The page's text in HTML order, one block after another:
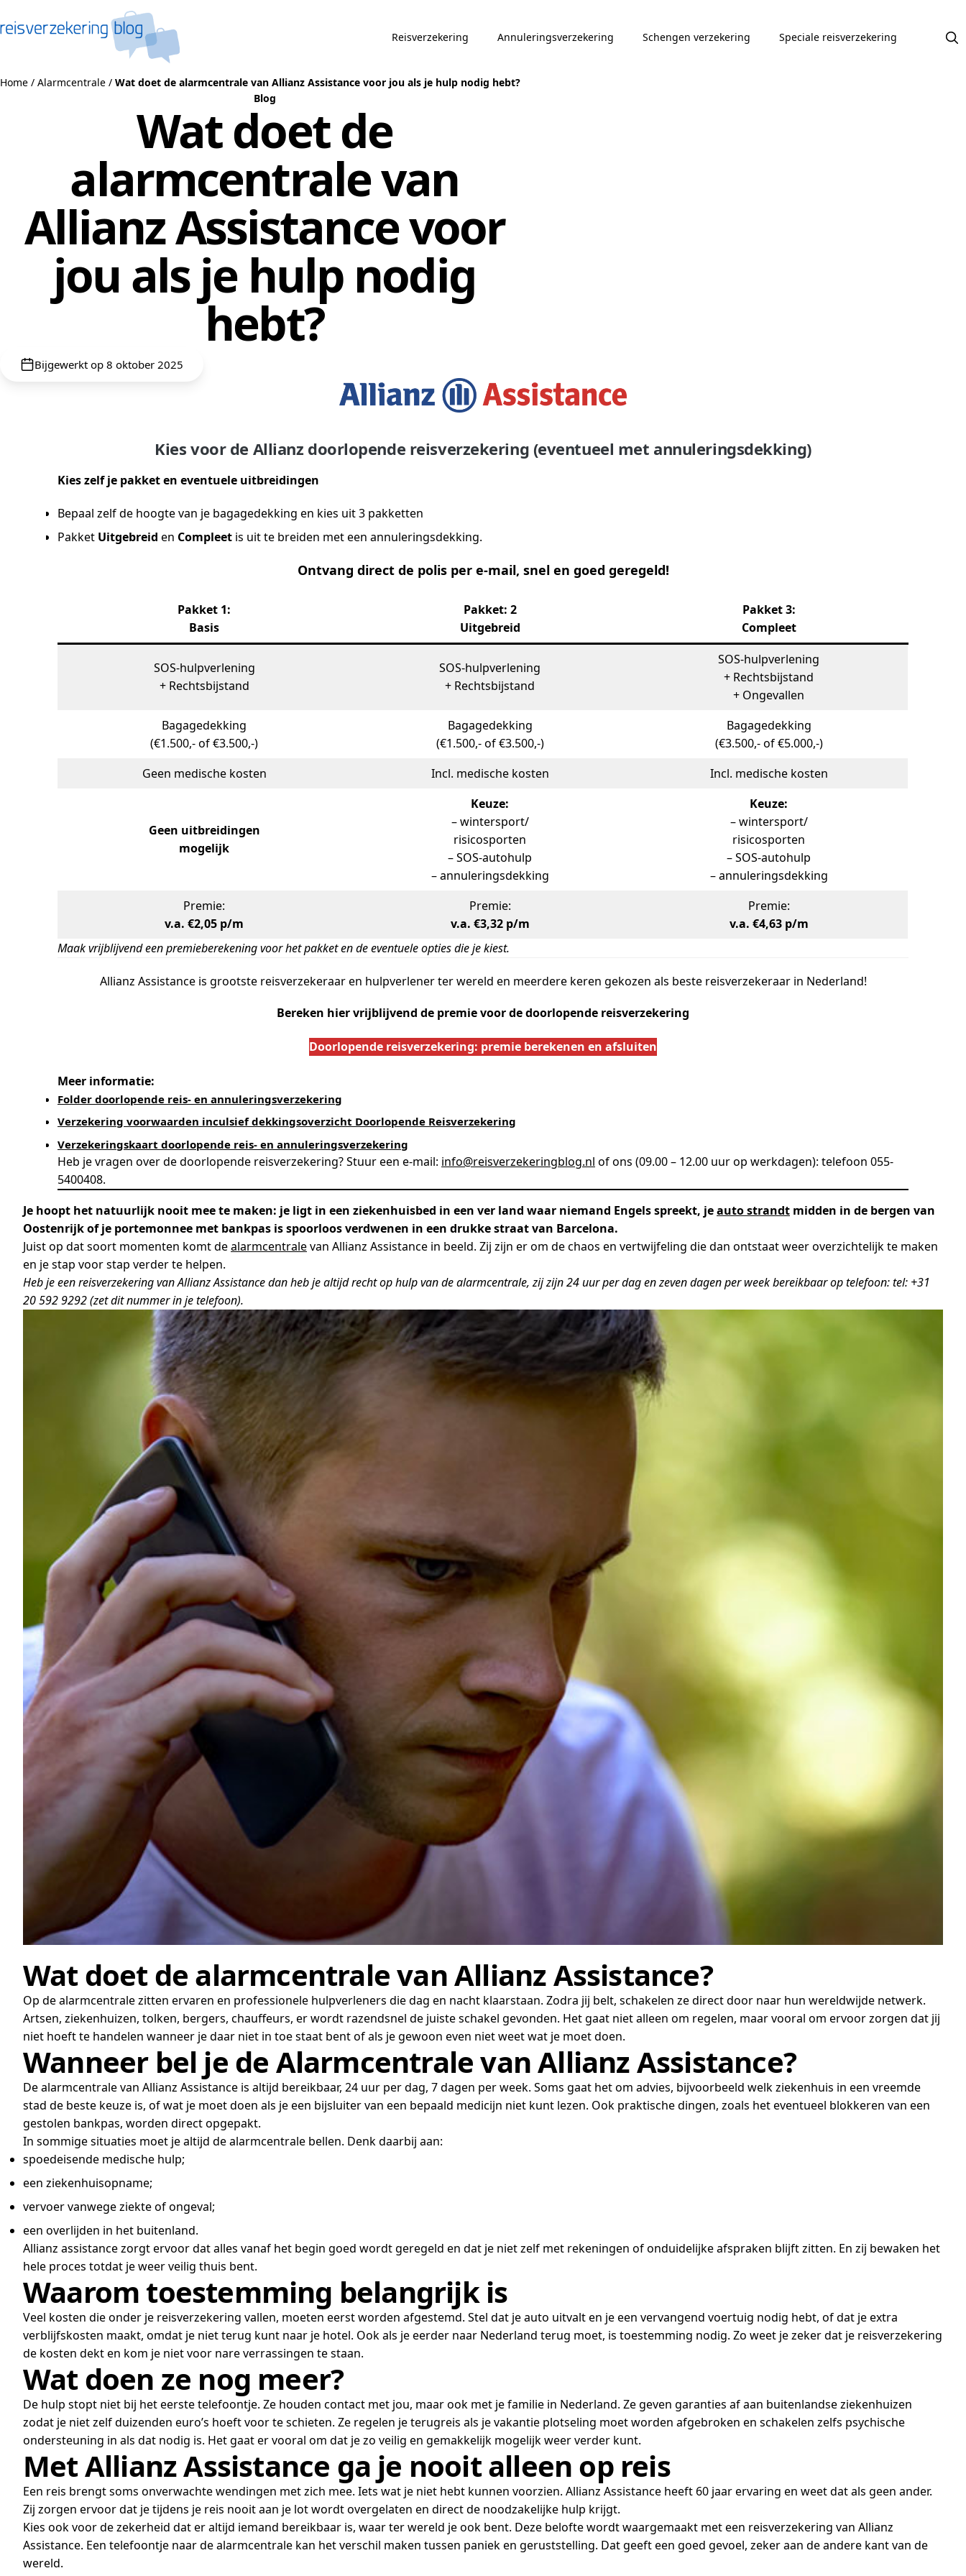
Reisverzekering Annuleringsverzekering Schengen verzekering Speciale reisverzekering
Home / Alarmcentrale / Wat doet de alarmcentrale van Allianz Assistance voor jou als je hulp nodig hebt?
Blog
Wat doet de
alarmcentrale van
Allianz Assistance voor
jou als je hulp nodig
hebt?
Bijgewerkt op 8 oktober 2025
Kies voor de Allianz doorlopende reisverzekering (eventueel met annuleringsdekking)
Kies zelf je pakket en eventuele uitbreidingen
Bepaal zelf de hoogte van je bagagedekking en kies uit 3 pakketten
Pakket Uitgebreid en Compleet is uit te breiden met een annuleringsdekking.
Ontvang direct de polis per e-mail, snel en goed geregeld!
Pakket 1:
Basis
Pakket: 2
Uitgebreid
Pakket 3:
Compleet
SOS-hulpverlening
+ Rechtsbijstand
SOS-hulpverlening
+ Rechtsbijstand
SOS-hulpverlening
+ Rechtsbijstand
+ Ongevallen
Bagagedekking
(€1.500,- of €3.500,-)
Bagagedekking
(€1.500,- of €3.500,-)
Bagagedekking
(€3.500,- of €5.000,-)
Geen medische kosten
Incl. medische kosten Incl. medische kosten
Geen uitbreidingen
mogelijk
Keuze:
– wintersport/
risicosporten
– SOS-autohulp
– annuleringsdekking
Keuze:
– wintersport/
risicosporten
– SOS-autohulp
– annuleringsdekking
Premie:
v.a. €2,05 p/m
Premie:
v.a. €3,32 p/m
Premie:
v.a. €4,63 p/m
Maak vrijblijvend een premieberekening voor het pakket en de eventuele opties die je kiest.
Allianz Assistance is grootste reisverzekeraar en hulpverlener ter wereld en meerdere keren gekozen als beste reisverzekeraar in Nederland!
Bereken hier vrijblijvend de premie voor de doorlopende reisverzekering
Doorlopende reisverzekering: premie berekenen en afsluiten
Meer informatie:
Folder doorlopende reis- en annuleringsverzekering
Verzekering voorwaarden inculsief dekkingsoverzicht Doorlopende Reisverzekering
Verzekeringskaart doorlopende reis- en annuleringsverzekering
Heb je vragen over de doorlopende reisverzekering? Stuur een e-mail: info@reisverzekeringblog.nl of ons (09.00 – 12.00 uur op werkdagen): telefoon 055-
5400408.
Je hoopt het natuurlijk nooit mee te maken: je ligt in een ziekenhuisbed in een ver land waar niemand Engels spreekt, jeauto strandt midden in de bergen van
Oostenrijk of je portemonnee met bankpas is spoorloos verdwenen in een drukke straat van Barcelona.
Juist op dat soort momenten komt dealarmcentralevan Allianz Assistance in beeld. Zij zijn er om de chaos en vertwijfeling die dan ontstaat weer overzichtelijk te maken
en je stap voor stap verder te helpen.
Heb je een reisverzekering van Allianz Assistance dan heb je altijd recht op hulp van de alarmcentrale, zij zijn 24 uur per dag en zeven dagen per week bereikbaar op telefoon: tel: +31
20 592 9292 (zet dit nummer in je telefoon).
Wat doet de alarmcentrale van Allianz Assistance?
Op de alarmcentrale zitten ervaren en professionele hulpverleners die dag en nacht klaarstaan. Zodra jij belt, schakelen ze direct door naar hun wereldwijde netwerk.
Artsen, ziekenhuizen, tolken, bergers, chauffeurs, er wordt razendsnel de juiste schakel gevonden. Het gaat niet alleen om regelen, maar vooral om ervoor zorgen dat jij
niet hoeft te handelen wanneer je daar niet in toe staat bent of als je gewoon even niet weet wat je moet doen.
Wanneer bel je de Alarmcentrale van Allianz Assistance?
De alarmcentrale van Allianz Assistance is altijd bereikbaar, 24 uur per dag, 7 dagen per week. Soms gaat het om advies, bijvoorbeeld welk ziekenhuis in een vreemde
stad de beste keuze is, of wat je moet doen als je een bijsluiter van een bepaald medicijn niet kunt lezen. Ook praktische dingen, zoals het eventueel blokkeren van een
gestolen bankpas, worden direct opgepakt.
In sommige situaties moet je altijd de alarmcentrale bellen. Denk daarbij aan:
spoedeisende medische hulp;
een ziekenhuisopname;
vervoer vanwege ziekte of ongeval;
een overlijden in het buitenland.
Allianz assistance zorgt ervoor dat alles vanaf het begin goed wordt geregeld en dat je niet zelf met rekeningen of onduidelijke afspraken blijft zitten. En zij bewaken het
hele proces totdat je weer veilig thuis bent.
Waarom toestemming belangrijk is
Veel kosten die onder je reisverzekering vallen, moeten eerst worden afgestemd. Stel dat je auto uitvalt en je een vervangend voertuig nodig hebt, of dat je extra
verblijfskosten maakt, omdat je niet terug kunt naar je hotel. Ook als je eerder naar Nederland terug moet, is toestemming nodig. Zo weet je zeker dat je reisverzekering
de kosten dekt en kom je niet voor nare verrassingen te staan.
Wat doen ze nog meer?
De hulp stopt niet bij het eerste telefoontje. Ze houden contact met jou, maar ook met je familie in Nederland. Ze geven garanties af aan buitenlandse ziekenhuizen
zodat je niet zelf duizenden euro’s hoeft voor te schieten. Ze regelen je terugreis als je vakantie plotseling moet worden afgebroken en schakelen zelfs psychische
ondersteuning in als dat nodig is. Het gaat er vooral om dat je zo veilig en gemakkelijk mogelijk weer verder kunt.
Met Allianz Assistance ga je nooit alleen op reis
Een reis brengt soms onverwachte wendingen met zich mee. Iets wat je niet hebt kunnen voorzien. Allianz Assistance heeft 60 jaar ervaring en weet dat als geen ander.
Zij zorgen ervoor dat je tijdens je reis nooit aan je lot wordt overgelaten en direct de noodzakelijke hulp krijgt.
Kies ook voor de zekerheid dat er altijd iemand bereikbaar is, waar ter wereld je ook bent. Deze belofte wordt waargemaakt met een reisverzekering van Allianz
Assistance. Een telefoontje naar de alarmcentrale kan het verschil maken tussen paniek en geruststelling. Dat geeft een goed gevoel, zeker aan de andere kant van de
wereld.